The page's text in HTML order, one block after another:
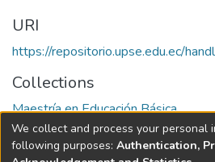
URI
https://repositorio.upse.edu.ec/
Collections
Maestría en Educación Básica
Full item page
We collect and process your personal
following purposes: Authentication,